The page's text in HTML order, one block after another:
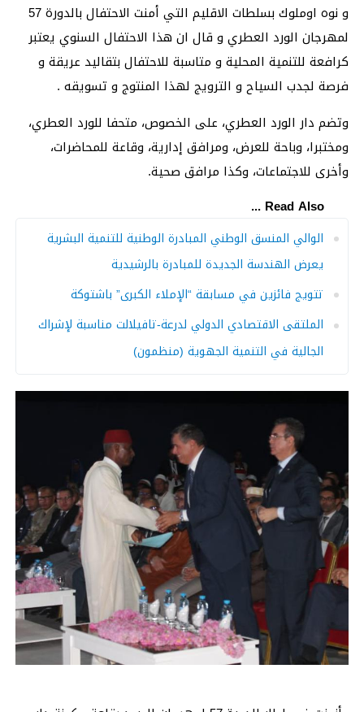
و نوه اوملوك بسلطات الاقليم التي أمنت الاحتفال بالدورة 57
لمهرجان الورد العطري و قال ان هذا الاحتفال السنوي يعتبر
كرافعة للتنمية المحلية و متاسبة للاحتفال بتقاليد عريقة و
فرصة لجدب السياح و الترويج لهذا المنتوج و تسويقه .
وتضم دار الورد العطري، على الخصوص، متحفا للورد العطري،
ومختبرا، وباحة للعرض، ومرافق إدارية، وقاعة للمحاضرات،
وأخرى للاجتماعات، وكذا مرافق صحية.
Read Also ...
الوالي المنسق الوطني المبادرة الوطنية للتنمية البشرية
يعرض الهندسة الجديدة للمبادرة بالرشيدية
تتويج فائزين في مسابقة “الإملاء الكبرى” باشتوكة
الملتقى الاقتصادي الدولي لدرعة-تافيلالت مناسبة لإشراك
الجالية في التنمية الجهوية (منظمون)